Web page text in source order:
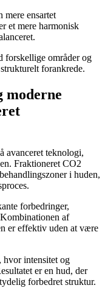
mere ensartet
et mere harmonisk
forskellige områder og
forankrede.
moderne
avanceret teknologi,
Fraktioneret CO2
i huden,
forbedringer,
af
er effektiv uden at være
hvor intensitet og
er en hud, der
forbedret struktur.